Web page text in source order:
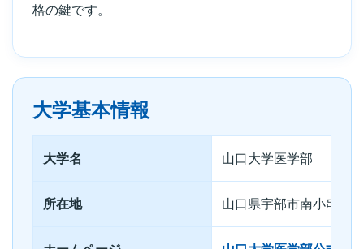
格の鍵です。
大学基本情報
大学名 山口大学医学部
所在地 山口県宇部市南小串1丁